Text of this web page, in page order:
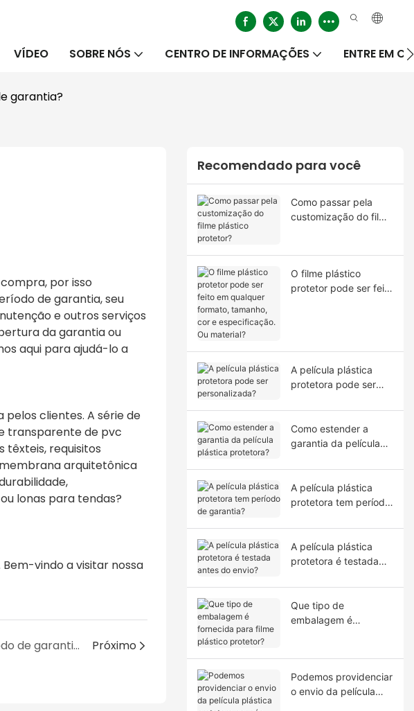
VÍDEO SOBRE NÓS CENTRO DE INFORMAÇÕES ENTRE EM
garantia?
compra, por isso
de garantia, seu
e outros serviços
da garantia ou
aqui para ajudá-lo a
clientes. A série de
transparente de pvc
têxteis, requisitos
membrana arquitetônica
lonas para tendas?
vindo a visitar nossa
Quanto tempo dura o período de garantia do filme retrátil de poliolefina? Próximo
Recomendado para você
Como passar pela
customização do filme
O filme plástico
protetor pode ser feito
A película plástica
protetora pode ser
Como estender a
garantia da película
A película plástica
protetora tem período
A película plástica
protetora é testada
Que tipo de
embalagem é
Podemos providenciar
o envio da película